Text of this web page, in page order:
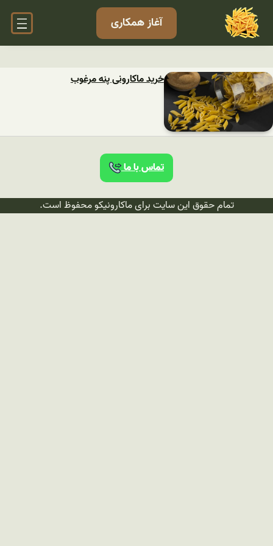
آغاز همکاری
خرید ماکارونی پنه مرغوب
تماس با ما
تمام حقوق این سایت برای ماکارونیکو محفوظ است.